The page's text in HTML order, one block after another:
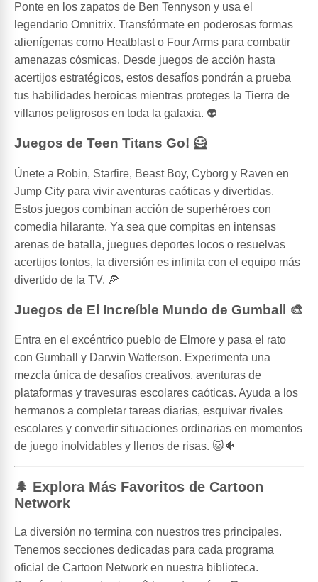
Ponte en los zapatos de Ben Tennyson y usa el
legendario Omnitrix. Transfórmate en poderosas formas
alienígenas como Heatblast o Four Arms para combatir
amenazas cósmicas. Desde juegos de acción hasta
acertijos estratégicos, estos desafíos pondrán a prueba
tus habilidades heroicas mientras proteges la Tierra de
villanos peligrosos en toda la galaxia. 👽
Juegos de Teen Titans Go! 🦸
Únete a Robin, Starfire, Beast Boy, Cyborg y Raven en
Jump City para vivir aventuras caóticas y divertidas.
Estos juegos combinan acción de superhéroes con
comedia hilarante. Ya sea que compitas en intensas
arenas de batalla, juegues deportes locos o resuelvas
acertijos tontos, la diversión es infinita con el equipo más
divertido de la TV. 🍕
Juegos de El Increíble Mundo de Gumball 🎨
Entra en el excéntrico pueblo de Elmore y pasa el rato
con Gumball y Darwin Watterson. Experimenta una
mezcla única de desafíos creativos, aventuras de
plataformas y travesuras escolares caóticas. Ayuda a los
hermanos a completar tareas diarias, esquivar rivales
escolares y convertir situaciones ordinarias en momentos
de juego inolvidables y llenos de risas. 🐱🐠
🌲 Explora Más Favoritos de Cartoon
Network
La diversión no termina con nuestros tres principales.
Tenemos secciones dedicadas para cada programa
oficial de Cartoon Network en nuestra biblioteca.